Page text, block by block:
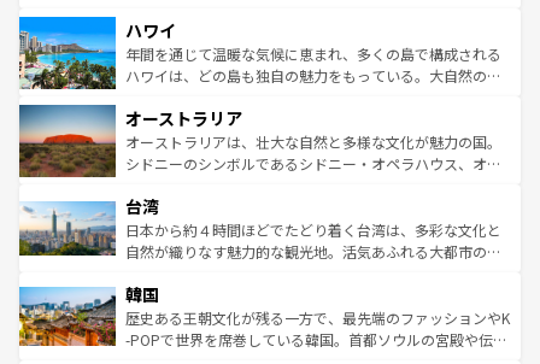
ば市内交通費無料で観光を楽しむこともできる。 なお、新
着のスイス情報はコンテンツ一覧 を参照してほしい。
のような巨大都市は、観光、ショッピング、エンターテイ
ンメントが詰まった刺激的なスポットだ。一方、アメリカ
西部には大自然が広がり、グランドキャニオンやイエロー
部のニューオーリンズでは、音楽と美食が融合した独特の
文化が魅力。旅行者はアメリカの各地域で異なる魅力を楽
しみながら、その多様性と豊かな歴史を感じることができ
ならではの贅沢な旅のスタイルだ。 なお、新着のアメリカ
情報はコンテンツ一覧を参照してほしい。
ハワイ
年間を通じて温暖な気候に恵まれ、多くの島で構成される
ハワイは、どの島も独自の魅力をもっている。大自然の神
ワイ島は見逃せない。また、定番の観光地といえばオアフ
島だが、静かな自然を求めるならマウイ島やカウアイ島が
おすすめ。エメラルドグリーンに輝く海をはじめ、豊かな
れるおもてなしの心で訪れる人々を迎えてくれるハワイの
人々、おいしいローカルフードやハワイアンミュージッ
ク、伝統的なフラダンスなど、すべてがハワイの魅力を彩
ワイを、存分に味わってほしい。 なお、新着のハワイ情報
はコンテンツ一覧を参照してほしい。
オーストラリア
オーストラリアは、壮大な自然と多様な文化が魅力の国。
シドニーのシンボルであるシドニー・オペラハウス、オー
リアリーフや大陸中央部にそびえるウルル（エアーズロッ
ク）、タスマニアの美しい原生林やケアンズの熱帯雨林な
ど、見どころがたくさん。また、カフェやワイン、オージ
いる。アクティビティも充実しており、サーフィンやダイ
ビング、ハイキングなど、アウトドア好きにはたまらな
い。オーストラリアの多彩な魅力を存分に味わいつくそ
台湾
日本から約４時間ほどでたどり着く台湾は、多彩な文化と
自然が織りなす魅力的な観光地。活気あふれる大都市の台
ン）、静ひつな山岳地帯である台湾東部など、都市の喧騒
と山間の静けさが共存しており、訪れる人に新しい発見と
驚きをもたらしてくれる。また、奥深い台湾の食文化も魅
韓国
歴史ある王朝文化が残る一方で、最先端のファッションやK
-POPで世界を席巻している韓国。首都ソウルの宮殿や伝統